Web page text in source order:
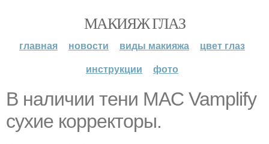
МАКИЯЖ ГЛАЗ
главная новости виды макияжа
цвет глаз
инструкции
фото
В наличии тени MAC Vamplify
сухие корректоры.